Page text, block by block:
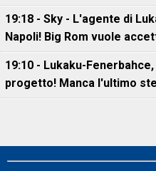
19:18 - Sky - L'agente di
Napoli! Big Rom vuole
19:10 - Lukaku-
progetto! Manca l'ultimo